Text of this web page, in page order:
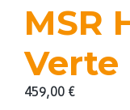
MSR
Verte
459,00€